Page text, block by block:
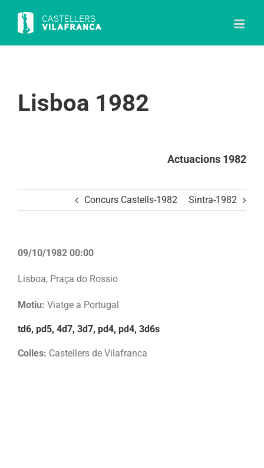
content
Lisboa 1982
Actuacions 1982
Concurs Castells-1982 Sintra-1982
09/10/1982 00:00
Lisboa, Praça do Rossio
Motiu: Viatge a Portugal
td6, pd5, 4d7, 3d7, pd4, pd4, 3d6s
Colles: Castellers de Vilafranca